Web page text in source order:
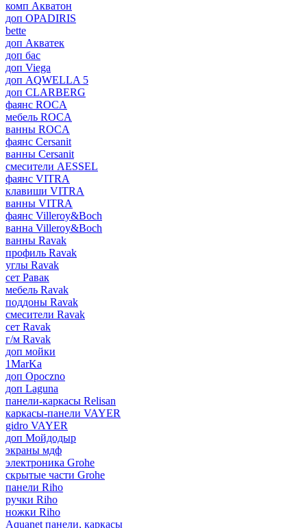
комп Акватон
доп OPADIRIS
bette
доп Акватек
доп бас
доп Viega
доп AQWELLA 5
доп CLARBERG
фаянс ROCA
мебель ROCA
ванны ROCA
фаянс Cersanit
ванны Cersanit
смесители AESSEL
фаянс VITRA
клавиши VITRA
ванны VITRA
фаянс Villeroy&Boch
ванна Villeroy&Boch
ванны Ravak
профиль Ravak
углы Ravak
сет Равак
мебель Ravak
поддоны Ravak
смесители Ravak
сет Ravak
г/м Ravak
доп мойки
1MarKa
доп Opoczno
доп Laguna
панели-каркасы Relisan
каркасы-панели VAYER
gidro VAYER
доп Мойдодыр
экраны мдф
электроника Grohe
скрытые части Grohe
панели Riho
ручки Riho
ножки Riho
Aquanet панели, каркасы